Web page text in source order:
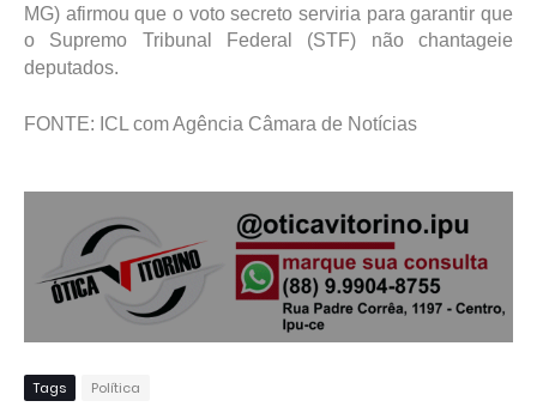
MG) afirmou que o voto secreto serviria para garantir que
o Supremo Tribunal Federal (STF) não chantageie
deputados.
FONTE: ICL com Agência Câmara de Notícias
Tags Política